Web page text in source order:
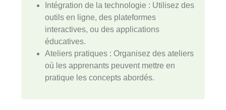
Intégration de la technologie : Utilisez des
outils en ligne, des plateformes
interactives, ou des applications
éducatives.
Ateliers pratiques : Organisez des ateliers
où les apprenants peuvent mettre en
pratique les concepts abordés.